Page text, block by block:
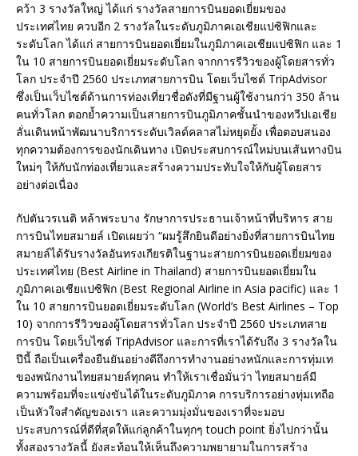
คว้า 3 รางวัลใหญ่ ได้แก่ รางวัลสายการบินยอดเยี่ยมของ
ประเทศไทย ควบอีก 2 รางวัลในระดับภูมิภาคเอเชียแปซิฟิกและ
ระดับโลก ได้แก่ สายการบินยอดเยี่ยมในภูมิภาคเอเชียแปซิฟิก และ 1
ใน 10 สายการบินยอดเยี่ยมระดับโลก จากการรีวิวของผู้โดยสารทั่ว
โลก ประจำปี 2560 ประเภทสายการบิน โดยเว็บไซต์ TripAdvisor
ซึ่งเป็นเว็บไซต์ด้านการท่องเที่ยวชื่อดังที่มีฐานผู้ใช้งานกว่า 350 ล้าน
คนทั่วโลก ตอกย้ำความเป็นสายการบินภูมิภาคชั้นนำของทวีปเอเชีย
ลั่นเดินหน้าพัฒนาบริการระดับเวิลด์คลาสไม่หยุดยั้ง เพื่อตอบสนอง
ทุกความต้องการของนักเดินทาง เปิดประสบการณ์ใหม่บนเส้นทางบิน
ใหม่ๆ ให้กับนักท่องเที่ยวและสร้างความประทับใจให้กับผู้โดยสาร
อย่างต่อเนื่อง
กัปตันวรเนติ หล้าพระบาง รักษาการประธานเจ้าหน้าที่บริหาร สาย
การบินไทยสมายล์ เปิดเผยว่า “ผมรู้สึกยินดีอย่างยิ่งที่สายการบินไทย
สมายล์ได้รับรางวัลอันทรงเกียรติในฐานะสายการบินยอดเยี่ยมของ
ประเทศไทย (Best Airline in Thailand) สายการบินยอดเยี่ยมใน
ภูมิภาคเอเชียแปซิฟิก (Best Regional Airline in Asia pacific) และ 1
ใน 10 สายการบินยอดเยี่ยมระดับโลก (World’s Best Airlines – Top
10) จากการรีวิวของผู้โดยสารทั่วโลก ประจำปี 2560 ประเภทสาย
การบิน โดยเว็บไซต์ TripAdvisor และการที่เราได้รับถึง 3 รางวัลใน
ปีนี้ ถือเป็นเครื่องยืนยันอย่างดีถึงการทำงานอย่างหนักและการทุ่มเท
ของพนักงานไทยสมายล์ทุกคน ทำให้เราเชื่อมั่นว่า ไทยสมายล์มี
ความพร้อมที่จะแข่งขันได้ในระดับภูมิภาค การบริการอย่างทุ่มเทถือ
เป็นหัวใจสำคัญของเรา และความมุ่งมั่นของเราที่จะมอบ
ประสบการณ์ที่ดีที่สุดให้แก่ลูกค้าในทุกๆ touch point ยิ่งไปกว่านั้น
ทั้งสองรางวัลนี้ ยังสะท้อนให้เห็นถึงความพยายามในการสร้าง